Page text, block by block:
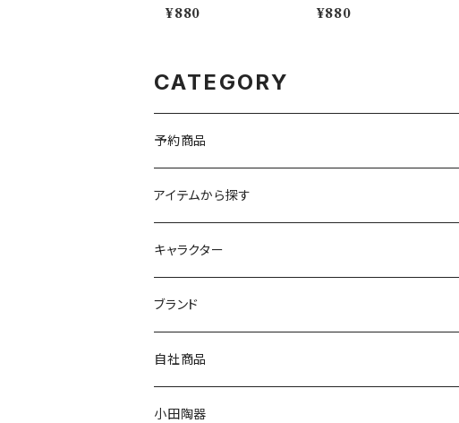
シギダネ)【Daily Sketc
h】PM281-850
¥880
ニガメ)【Daily Sketch】
PM283-850
¥880
CATEGORY
予約商品
アイテムから探す
九谷焼
マグ＆カップ
プレート
ボウル
キャラクター
ムーミン
80th記念アイテム
リトルミイの日記念アイテム
MOOMIN ANIMATION
スヌーピー
ブランド
LA AMYS(エミーズ)
LISA LARSON(リサラーソン)
自社商品
ねこ企画
小田陶器